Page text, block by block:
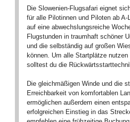
Die Slowenien-Flugsafari eignet
für alle Pilotinnen und Piloten ab
auf eine abwechslungsreiche
Flugstunden in traumhaft schöner
und die selbständig auf großen
können. Um alle Startplätze nutzen
solltest du die
Die gleichmäßigen Winde und die
Erreichbarkeit von komfortablen
ermöglichen außerdem einen
erfolgreichen Einstieg in das